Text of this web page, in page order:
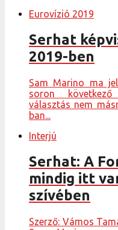
Eurovízió 2019
Serhat
2019-ben
Sam Marino ma
soron
választás nem
ban...
Interjú
Serhat: A
mindig itt
szívében
Szerző: Vámos